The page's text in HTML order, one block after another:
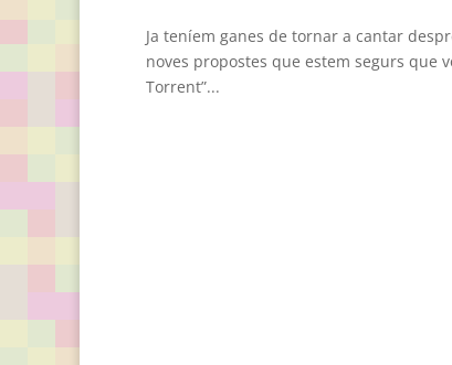
Ja teníem ganes de tornar a cantar
noves propostes que estem segurs que
Torrent”...